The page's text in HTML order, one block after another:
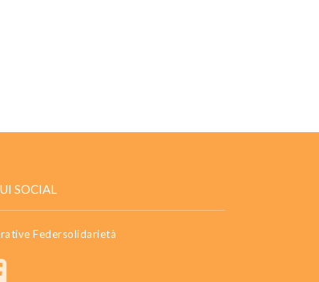
SOCIAL
Federsolidarietà